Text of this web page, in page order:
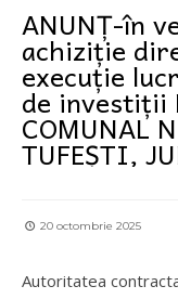
ANUNȚ-în
achiziție
execuție
de investiții
COMUNAL
TUFEȘTI,
20 octombrie 2025
Autoritatea